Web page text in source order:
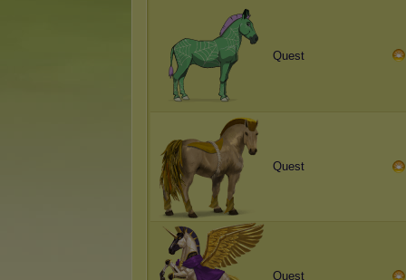
Quest
Quest
Quest